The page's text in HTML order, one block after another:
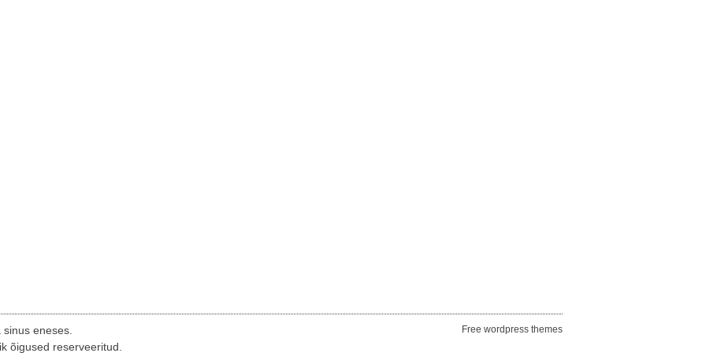
sinus eneses.
õigused reserveeritud.
Free wordpress themes